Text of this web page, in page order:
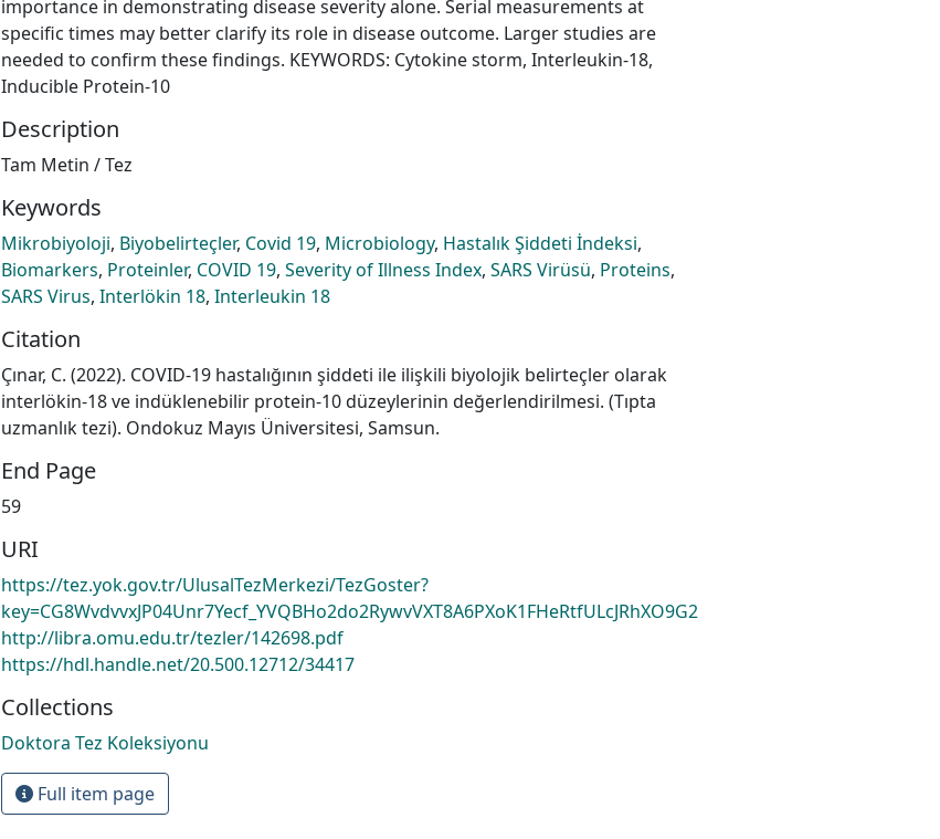
importance in demonstrating disease severity alone. Serial measurements at
specific times may better clarify its role in disease outcome. Larger studies are
needed to confirm these findings. KEYWORDS: Cytokine storm, Interleukin-18,
Inducible Protein-10
Description
Tam Metin / Tez
Keywords
Mikrobiyoloji, Biyobelirteçler, Covid 19, Microbiology, Hastalık Şiddeti İndeksi,
Biomarkers, Proteinler, COVID 19, Severity of Illness Index, SARS Virüsü, Proteins,
SARS Virus, Interlökin 18, Interleukin 18
Citation
Çınar, C. (2022). COVID-19 hastalığının şiddeti ile ilişkili biyolojik belirteçler olarak
interlökin-18 ve indüklenebilir protein-10 düzeylerinin değerlendirilmesi. (Tıpta
uzmanlık tezi). Ondokuz Mayıs Üniversitesi, Samsun.
End Page
59
URI
https://tez.yok.gov.tr/UlusalTezMerkezi/TezGoster?
key=CG8WvdvvxJP04Unr7Yecf_YVQBHo2do2RywvVXT8A6PXoK1FHeRtfULcJRhXO9G2
http://libra.omu.edu.tr/tezler/142698.pdf
https://hdl.handle.net/20.500.12712/34417
Collections
Doktora Tez Koleksiyonu
Full item page